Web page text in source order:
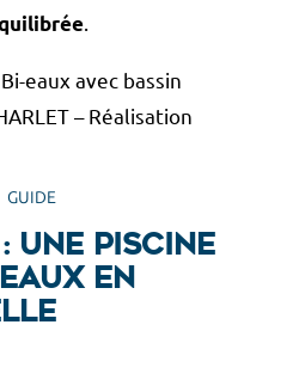
– Réalisation
GUIDE
une piscine
en